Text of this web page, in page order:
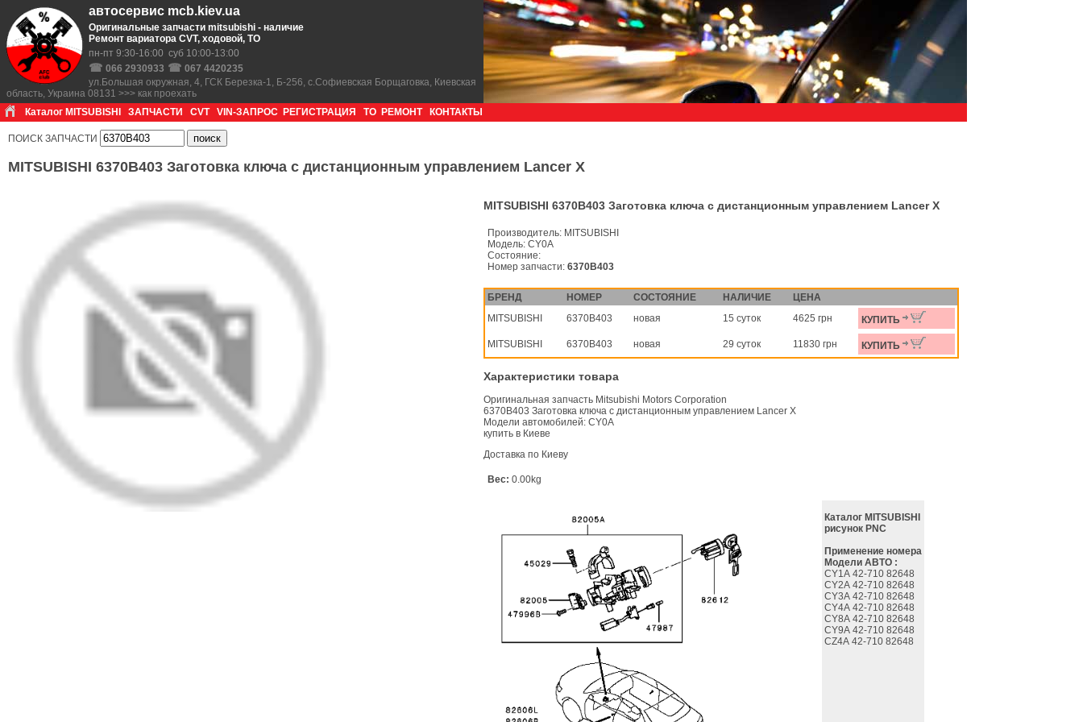
автосервис mcb.kiev.ua
Оригинальные запчасти mitsubishi - наличие
Ремонт вариатора CVT, ходовой, ТО
пн-пт 9:30-16:00 суб 10:00-13:00
☎ 066 2930933 ☎ 067 4420235
ул.Большая окружная, 4, ГСК Березка-1, Б-256, с.Софиевская Борщаговка, Киевская
область, Украина 08131 >>> как проехать
Каталог MITSUBISHI
ЗАПЧАСТИ CVT VIN-ЗАПРОС РЕГИСТРАЦИЯ ТО РЕМОНТ КОНТАКТЫ
ПОИСК ЗАПЧАСТИ
MITSUBISHI 6370B403 Заготовка ключа с дистанционным управлением Lancer X
MITSUBISHI 6370B403 Заготовка ключа с дистанционным управлением Lancer X
Производитель: MITSUBISHI
Модель: CY0A
Состояние:
Номер запчасти: 6370B403
БРЕНД НОМЕР СОСТОЯНИЕ НАЛИЧИЕ
ЦЕНА
MITSUBISHI
6370B403 новая 15 суток 4625 грн КУПИТЬ
MITSUBISHI 6370B403 новая 29 суток 11830 грн КУПИТЬ
Характеристики товара
Оригинальная запчасть Mitsubishi Motors Corporation
6370B403 Заготовка ключа с дистанционным управлением Lancer X
Модели автомобилей: CY0A
купить в Киеве
Доставка по Киеву
Вес: 0.00kg
Каталог MITSUBISHI
рисунок PNC
Применение номера
Модели АВТО :
CY1A 42-710 82648
CY2A 42-710 82648
CY3A 42-710 82648
CY4A 42-710 82648
CY8A 42-710 82648
CY9A 42-710 82648
CZ4A 42-710 82648